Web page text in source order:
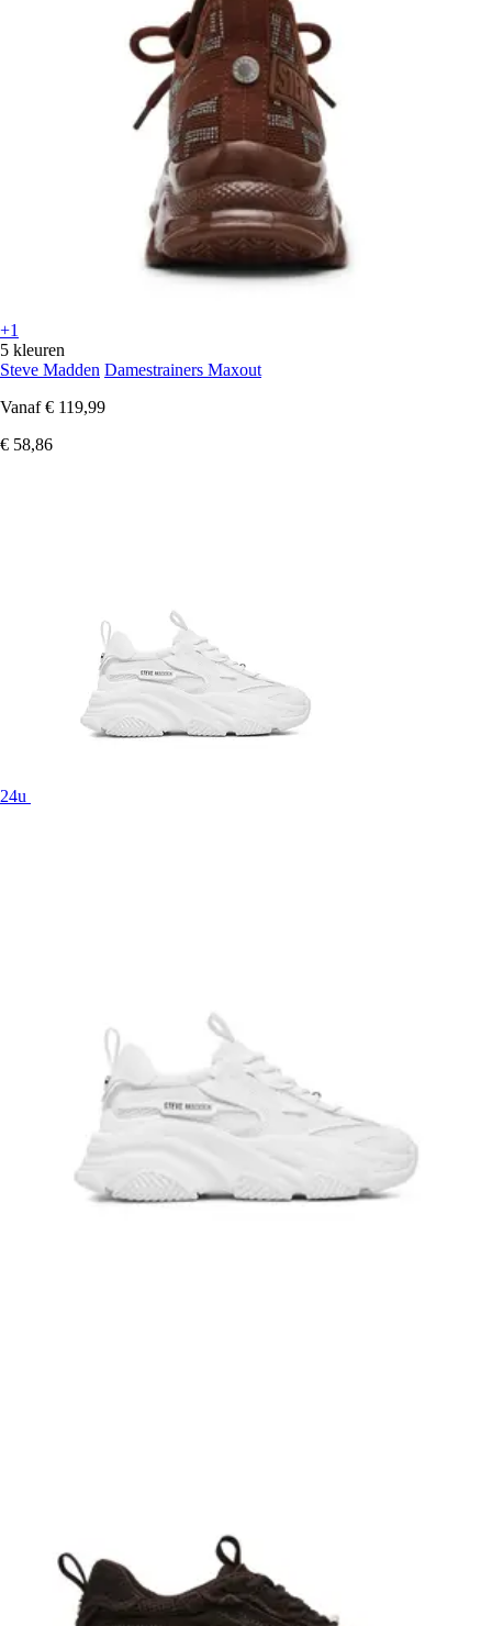
+1
5 kleuren
Steve Madden Damestrainers Maxout
Vanaf € 119,99
€ 58,86
24u